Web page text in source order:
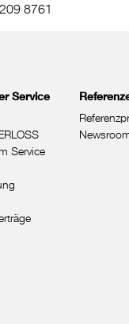
8761
Service
Service